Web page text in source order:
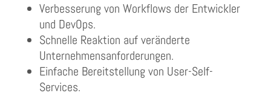
Verbesserung von Workflows der Entwickler
und DevOps.
Schnelle Reaktion auf veränderte
Unternehmensanforderungen.
Einfache Bereitstellung von User-Self-
Services.